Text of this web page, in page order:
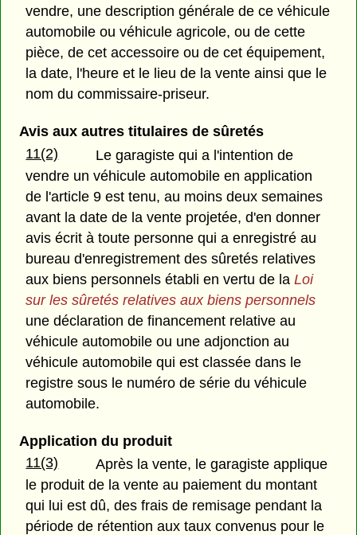
vendre, une description générale de ce véhicule
automobile ou véhicule agricole, ou de cette
pièce, de cet accessoire ou de cet équipement,
la date, l'heure et le lieu de la vente ainsi que le
nom du commissaire-priseur.
Avis aux autres titulaires de sûretés
11(2)
Le garagiste qui a l'intention de
vendre un véhicule automobile en application
de l'article 9 est tenu, au moins deux semaines
avant la date de la vente projetée, d'en donner
avis écrit à toute personne qui a enregistré au
bureau d'enregistrement des sûretés relatives
aux biens personnels établi en vertu de laLoi
sur les sûretés relatives aux biens personnels
une déclaration de financement relative au
véhicule automobile ou une adjonction au
véhicule automobile qui est classée dans le
registre sous le numéro de série du véhicule
automobile.
Application du produit
11(3)
Après la vente, le garagiste applique
le produit de la vente au paiement du montant
qui lui est dû, des frais de remisage pendant la
période de rétention aux taux convenus pour le